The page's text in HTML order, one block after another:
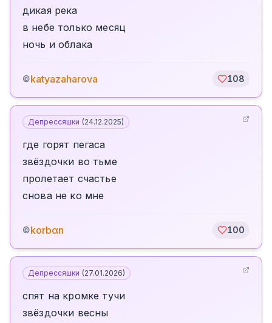
дикая река
в небе только месяц
ночь и облака
©katyazaharova 108
Депрессяшки (24.12.2025)
где горят пегаса
звёздочки во тьме
пролетает счастье
снова не ко мне
©korbαn 100
Депрессяшки (27.01.2026)
спят на кромке тучи
звёздочки весны